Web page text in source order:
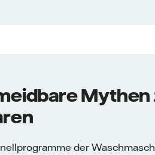
Mythen
der